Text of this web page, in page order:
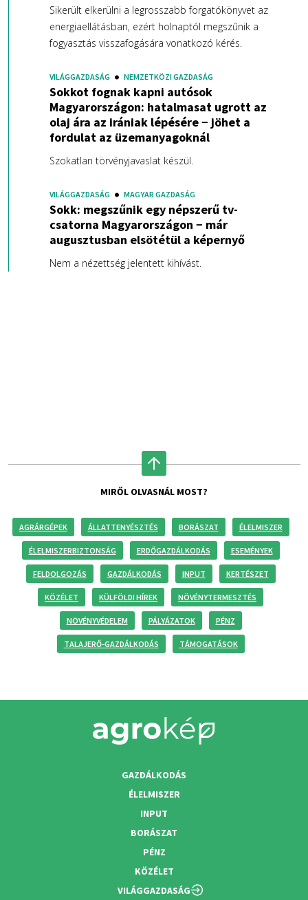
Sikerült elkerülni a legrosszabb forgatókönyvet az
energiaellátásban, ezért holnaptól megszűnik a
fogyasztás visszafogására vonatkozó kérés.
VILÁGGAZDASÁG NEMZETKÖZI GAZDASÁG
Sokkot fognak kapni autósok
Magyarországon: hatalmasat ugrott az
olaj ára az irániak lépésére − jöhet a
fordulat az üzemanyagoknál
Szokatlan törvényjavaslat készül.
VILÁGGAZDASÁG MAGYAR GAZDASÁG
Sokk: megszűnik egy népszerű tv-
csatorna Magyarországon − már
augusztusban elsötétül a képernyő
Nem a nézettség jelentett kihívást.
MIRŐL OLVASNÁL MOST?
AGRÁRGÉPEK ÁLLATTENYÉSZTÉS BORÁSZAT ÉLELMISZER
ÉLELMISZERBIZTONSÁG ERDŐGAZDÁLKODÁS ESEMÉNYEK
FELDOLGOZÁS GAZDÁLKODÁS INPUT KERTÉSZET
KÖZÉLET KÜLFÖLDI HÍREK NÖVÉNYTERMESZTÉS
NÖVÉNYVÉDELEM PÁLYÁZATOK PÉNZ
TALAJERŐ-GAZDÁLKODÁS TÁMOGATÁSOK
GAZDÁLKODÁS
ÉLELMISZER
INPUT
BORÁSZAT
PÉNZ
KÖZÉLET
VILÁGGAZDASÁG